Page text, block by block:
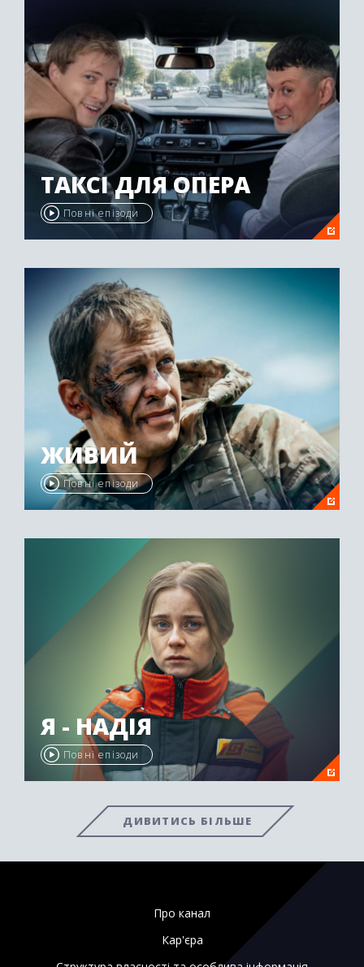
ТАКСІ ДЛЯ ОПЕРА
Повні епізоди
ЖИВИЙ
Повні епізоди
Я - НАДІЯ
Повні епізоди
ДИВИТИСЬ БІЛЬШЕ
Про канал
Кар'єра